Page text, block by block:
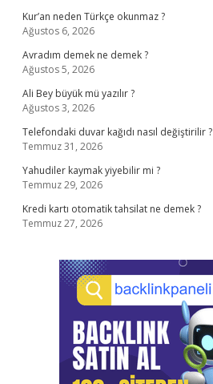
Kur’an neden Türkçe okunmaz ?
Ağustos 6, 2026
Avradım demek ne demek ?
Ağustos 5, 2026
Ali Bey büyük mü yazılır ?
Ağustos 3, 2026
Telefondaki duvar kağıdı nasıl değiştirilir ?
Temmuz 31, 2026
Yahudiler kaymak yiyebilir mi ?
Temmuz 29, 2026
Kredi kartı otomatik tahsilat ne demek ?
Temmuz 27, 2026